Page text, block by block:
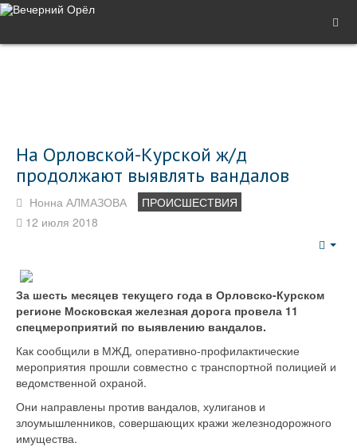
На Орловской-Курской ж/д
продолжают выявлять вандалов
Нонна АЛМАЗОВА
ПРОИСШЕСТВИЯ
12 июля 2018
За шесть месяцев текущего года в Орловско-Курском
регионе Московская железная дорога провела 11
спецмероприятий по выявлению вандалов.
Как сообщили в МЖД, оперативно-профилактические
мероприятия прошли совместно с транспортной полицией и
ведомственной охраной.
Они направлены против вандалов, хулиганов и
злоумышленников, совершающих кражи железнодорожного
имущества.